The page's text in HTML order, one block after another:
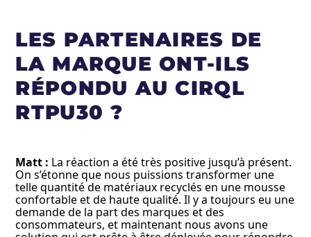
LES PARTENAIRES DE
LA MARQUE ONT-ILS
RÉPONDU AU CIRQL
RTPU30 ?
Matt : La réaction a été très positive jusqu’à présent.
On s’étonne que nous puissions transformer une
telle quantité de matériaux recyclés en une mousse
confortable et de haute qualité. Il y a toujours eu une
demande de la part des marques et des
consommateurs, et maintenant nous avons une